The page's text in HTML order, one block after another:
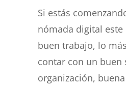
Si estás
nómada digital este
buen trabajo, lo
contar con un buen
organización,